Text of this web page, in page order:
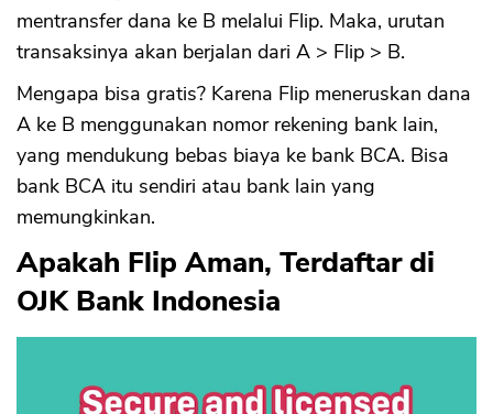
mentransfer dana ke B melalui Flip. Maka, urutan
transaksinya akan berjalan dari A > Flip > B.
Mengapa bisa gratis? Karena Flip meneruskan dana
A ke B menggunakan nomor rekening bank lain,
yang mendukung bebas biaya ke bank BCA. Bisa
bank BCA itu sendiri atau bank lain yang
memungkinkan.
Apakah Flip Aman, Terdaftar di
OJK Bank Indonesia